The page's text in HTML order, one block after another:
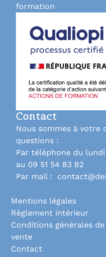
formation
Contact
Nous sommes à
questions :
Par téléphone du
au 09 51 54 83 82
Par mail :
Mentions légales
Règlement intérieur
Conditions générales de
vente
Contact